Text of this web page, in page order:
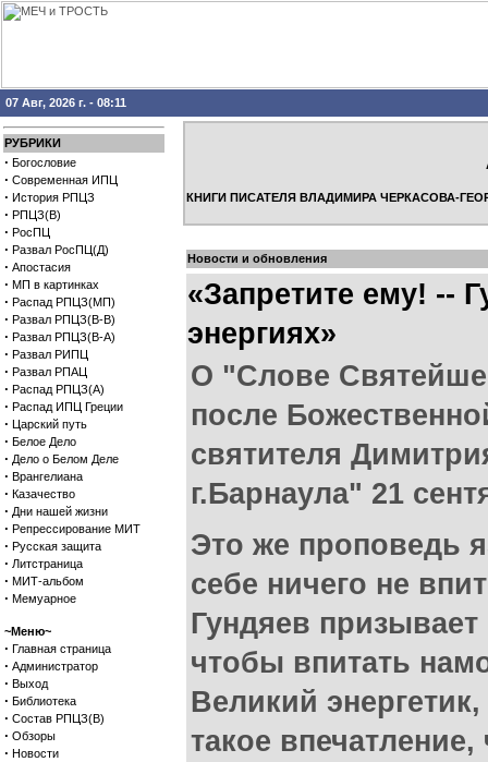
07 Авг, 2026 г. - 08:11
РУБРИКИ
· Богословие
· Современная ИПЦ
· История РПЦЗ
· РПЦЗ(В)
· РосПЦ
· Развал РосПЦ(Д)
· Апостасия
· МП в картинках
· Распад РПЦЗ(МП)
· Развал РПЦЗ(В-В)
· Развал РПЦЗ(В-А)
· Развал РИПЦ
· Развал РПАЦ
· Распад РПЦЗ(А)
· Распад ИПЦ Греции
· Царский путь
· Белое Дело
· Дело о Белом Деле
· Врангелиана
· Казачество
· Дни нашей жизни
· Репрессирование МИТ
· Русская защита
· Литстраница
· МИТ-альбом
· Мемуарное
~Меню~
· Главная страница
· Администратор
· Выход
· Библиотека
· Состав РПЦЗ(В)
· Обзоры
· Новости
КНИГИ ПИСАТЕЛЯ ВЛАДИМИРА ЧЕРКАСОВА-
Новости и обновления
«Запретите ему! --
энергиях»
О "Слове
после
святителя
г.Барнаула" 21
Это же проповедь
себе ничего не
Гундяев
чтобы впитать
Великий
такое